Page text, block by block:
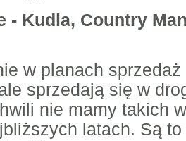
- Kudla, Country
w planach
sprzedają się w
nie mamy takich
latach. Są